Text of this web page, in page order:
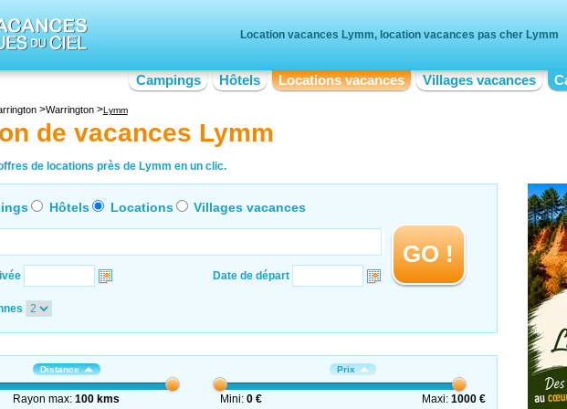
Location vacances Lymm, location vacances pas cher Lymm
Campings Hôtels Locations vacances Villages vacances
Warrington Lymm
de vacances Lymm
de locations près de Lymm en un clic.
Hôtels Locations Villages vacances
Date de départ
GO !
Distance
Rayon max:100 kms
Prix
Mini: 0 € Maxi:1000 €